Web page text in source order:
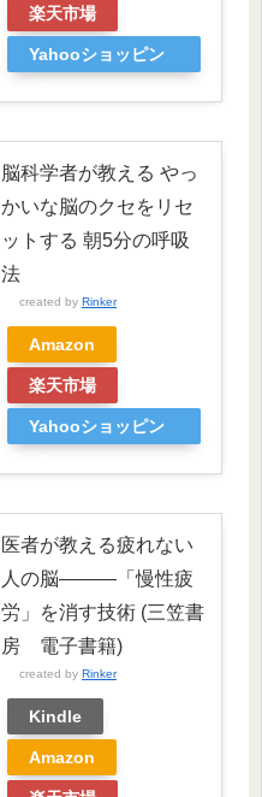
楽天市場
Yahooショッピン
脳科学者が教える やっ
かいな脳のクセをリセ
ットする 朝5分の呼吸
法
created by Rinker
Amazon
楽天市場
Yahooショッピン
医者が教える疲れない
人の脳―――「慢性疲
労」を消す技術 (三笠書
房 電子書籍)
created by Rinker
Kindle
Amazon